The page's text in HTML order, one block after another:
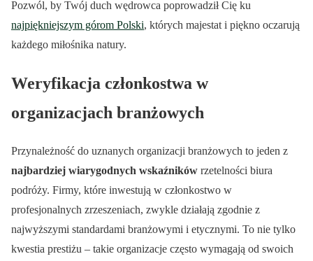
Pozwól, by Twój duch wędrowca poprowadził Cię ku
najpiękniejszym górom Polski, których majestat i piękno oczarują
każdego miłośnika natury.
Weryfikacja członkostwa w
organizacjach branżowych
Przynależność do uznanych organizacji branżowych to jeden z
najbardziej wiarygodnych wskaźników rzetelności biura
podróży. Firmy, które inwestują w członkostwo w
profesjonalnych zrzeszeniach, zwykle działają zgodnie z
najwyższymi standardami branżowymi i etycznymi. To nie tylko
kwestia prestiżu – takie organizacje często wymagają od swoich